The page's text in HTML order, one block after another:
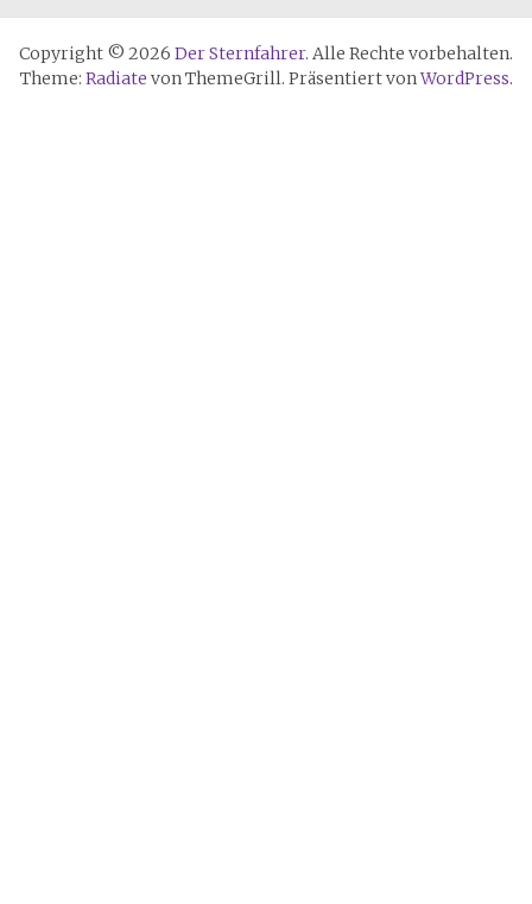
Copyright © 2026 Der Sternfahrer. Alle Rechte vorbehalten.
Theme: Radiate von ThemeGrill. Präsentiert vonWordPress.